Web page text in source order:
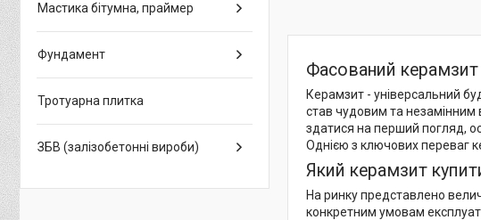
Фасований
Керамзит - універсальний
став чудовим та незамінним
здатися на перший погляд,
Однією з ключових переваг
Який керамзит
На ринку представлено
конкретним умовам
Мастика бітумна, праймер
Фундамент
Тротуарна плитка
ЗБВ (залізобетонні вироби)